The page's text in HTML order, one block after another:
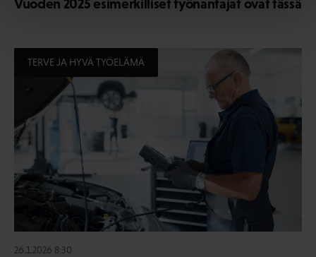
Vuoden 2025 esimerkilliset työnantajat ovat tässä
TERVE JA HYVÄ TYÖELÄMÄ
26.1.2026 8:30